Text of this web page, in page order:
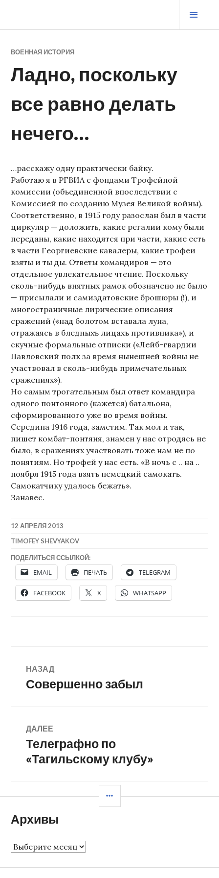
содержимому
ЖУРНАЛ СТАРОГО ВОРЧУНА
ВОЕННАЯ ИСТОРИЯ
Ладно, поскольку
все равно делать
нечего…
…расскажу одну практически байку.
Работаю я в РГВИА с фондами Трофейной
комиссии (объединенной впоследствии с
Комиссией по созданию Музея Великой войны).
Соответственно, в 1915 году разослан был в части
циркуляр — доложить, какие регалии кому были
переданы, какие находятся при части, какие есть
в части Георгиевские кавалеры, какие трофеи
взяты и ты ды. Ответы командиров — это
отдельное увлекательное чтение. Поскольку
сколь-нибудь внятных рамок обозначено не было
— присылали и самиздатовские брошюры (!), и
многостраничные лирические описания
сражений («над болотом вставала луна,
отражаясь в бледныхъ лицахъ противника»), и
скучные формальные отписки («Лейб-гвардии
Павловский полк за время нынешней войны не
участвовал в сколь-нибудь примечательных
сражениях»).
Но самым трогательным был ответ командира
одного понтонного (кажется) батальона,
сформированного уже во время войны.
Середина 1916 года, заметим. Так мол и так,
пишет комбат-понтяня, знамен у нас отродясь не
было, в сражениях участвовать тоже нам не по
понятиям. Но трофей у нас есть. «В ночь с .. на ..
ноября 1915 года взятъ немецкий самокатъ.
Самокатчику удалось бежать».
Занавес.
12 АПРЕЛЯ 2013
TIMOFEY SHEVYAKOV
ПОДЕЛИТЬСЯ ССЫЛКОЙ:
EMAIL ПЕЧАТЬ TELEGRAM
FACEBOOK X WHATSAPP
Навигация
по
НАЗАД
Предыдущая
Совершенно забыл
ДАЛЕЕ
Следующая
Телеграфно по
«Тагильскому клубу»
КОЛОНКА
Архивы
Архивы